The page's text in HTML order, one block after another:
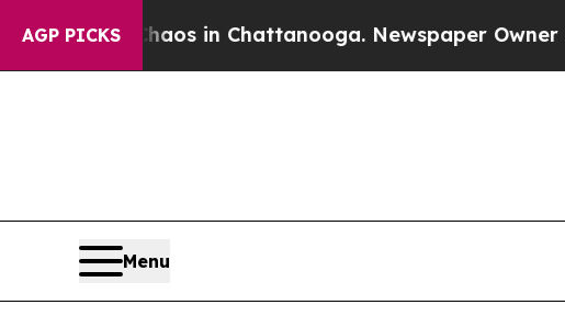
AGP PICKSChaos in Chattanooga. Newspaper Owner
Menu